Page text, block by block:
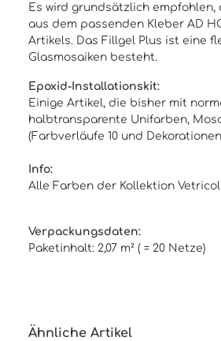
Es wird grundsätzlich
aus dem passenden Kleber AD
Artikels. Das Fillgel Plus ist eine
Glasmosaiken besteht.
Epoxid-Installationskit:
Einige Artikel, die bisher mit
halbtransparente Unifarben,
(Farbverläufe 10 und
Info:
Alle Farben der Kollektion
Verpackungsdaten:
Paketinhalt: 2,07 m² ( = 20 Netze)
Ähnliche Artikel